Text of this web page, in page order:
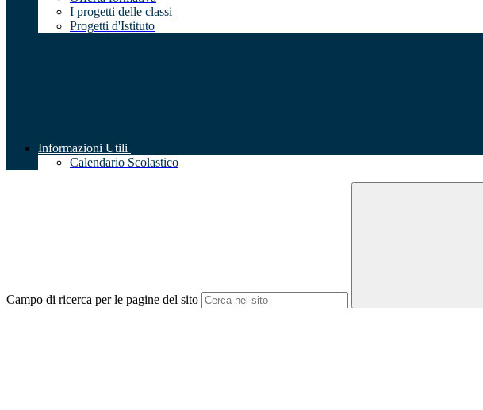
I progetti delle classi
Progetti d'Istituto
Informazioni Utili
Calendario Scolastico
Campo di ricerca per le pagine del sito